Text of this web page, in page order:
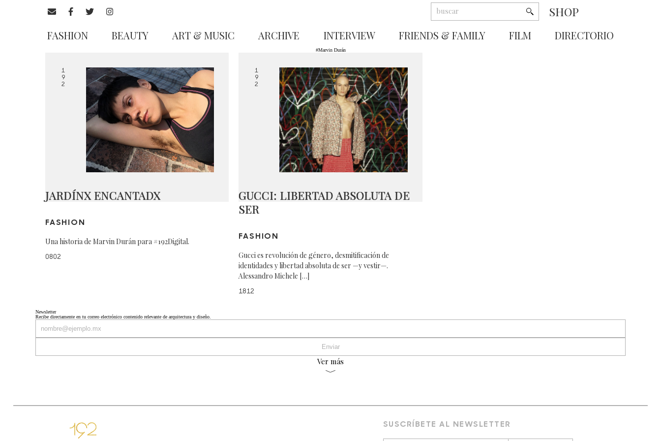
SHOP
FASHION BEAUTY ART & MUSIC ARCHIVE INTERVIEW FRIENDS & FAMILY FILM DIRECTORIO
#Marvin Durán
1
9
2
JARDÍNX ENCANTADX
FASHION
Una historia de Marvin Durán para #192Digital.
0802
1
9
2
GUCCI: LIBERTAD ABSOLUTA DE
SER
FASHION
Gucci es revolución de género, desmitificación de
identidades y libertad absoluta de ser —y vestir—.
Alessandro Michele […]
1812
Newsletter
Recibe directamente en tu correo electrónico contenido relevante de arquitectura y diseño.
Ver más
SUSCRÍBETE AL NEWSLETTER